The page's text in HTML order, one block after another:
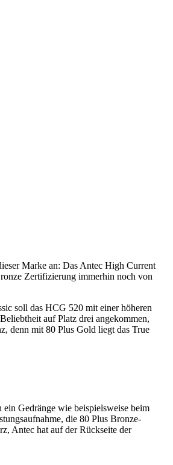
Marke an: Das Antec High Current
Zertifizierung immerhin noch von
soll das HCG 520 mit einer höheren
auf Platz drei angekommen,
denn mit 80 Plus Gold liegt das True
Gedränge wie beispielsweise beim
die 80 Plus Bronze-
Antec hat auf der Rückseite der